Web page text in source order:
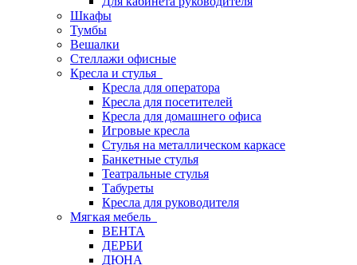
Шкафы
Тумбы
Вешалки
Стеллажи офисные
Кресла и стулья
Кресла для оператора
Кресла для посетителей
Кресла для домашнего офиса
Игровые кресла
Стулья на металлическом каркасе
Банкетные стулья
Театральные стулья
Табуреты
Кресла для руководителя
Мягкая мебель
ВЕНТА
ДЕРБИ
ДЮНА